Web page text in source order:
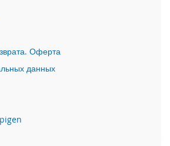
Оферта
данных